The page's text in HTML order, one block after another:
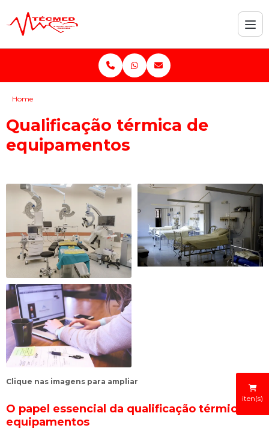
iten(s)
Home
Qualificação térmica de
equipamentos
Clique nas imagens para ampliar
O papel essencial da qualificação térmica de
equipamentos